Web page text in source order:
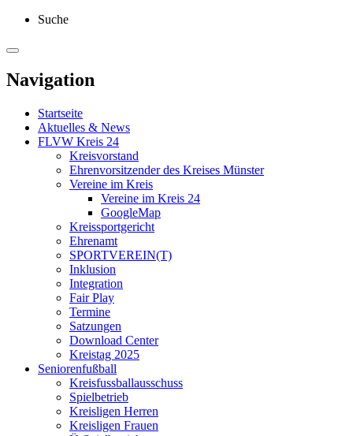
Suche
Navigation
Startseite
Aktuelles & News
FLVW Kreis 24
Kreisvorstand
Ehrenvorsitzender des Kreises Münster
Vereine im Kreis
Vereine im Kreis 24
GoogleMap
Kreissportgericht
Ehrenamt
SPORTVEREIN(T)
Inklusion
Integration
Fair Play
Termine
Satzungen
Download Center
Kreistag 2025
Seniorenfußball
Kreisfussballausschuss
Spielbetrieb
Kreisligen Herren
Kreisligen Frauen